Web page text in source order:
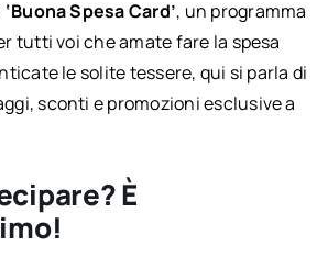
‘Buona Spesa Card’, un programma
tutti voi che amate fare la spesa
le solite tessere, qui si parla di
sconti e promozioni esclusive a
È